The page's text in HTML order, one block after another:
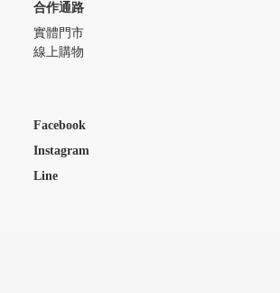
合作通路
實體門市
線上購物
Facebook
Instagram
Line